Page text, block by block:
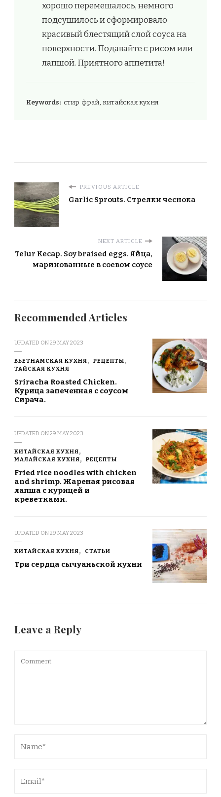
хорошо перемешалось, немного
подсушилось и сформировало
красивый блестящий слой соуса на
поверхности. Подавайте с рисом или
лапшой. Приятного аппетита!
Keywords: стир фрай, китайская кухня
PREVIOUS ARTICLE
Garlic Sprouts. Стрелки чеснока
NEXT ARTICLE
Telur Kecap. Soy braised eggs. Яйца,
маринованные в соевом соусе
Recommended Articles
UPDATED ON29 MAY 2023
ВЬЕТНАМСКАЯ КУХНЯ
РЕЦЕПТЫ
ТАЙСКАЯ КУХНЯ
Sriracha Roasted Chicken.
Курица запеченная с соусом
Сирача.
UPDATED ON29 MAY 2023
КИТАЙСКАЯ КУХНЯ
МАЛАЙСКАЯ КУХНЯ
РЕЦЕПТЫ
Fried rice noodles with chicken
and shrimp. Жареная рисовая
лапша с курицей и
креветками.
UPDATED ON29 MAY 2023
КИТАЙСКАЯ КУХНЯ СТАТЬИ
Три сердца сычуаньской кухни
Leave a Reply